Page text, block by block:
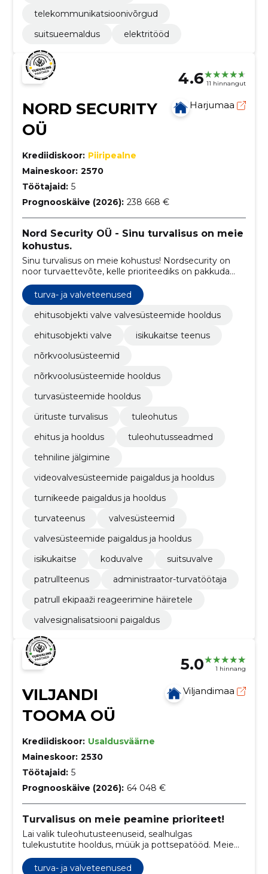
telekommunikatsioonivõrgud
suitsueemaldus
elektritööd
4.6 11 hinnangut
NORD SECURITY
OÜ
Harjumaa
Krediidiskoor: Piiripealne
Maineskoor: 2570
Töötajaid: 5
Prognooskäive (2026): 238 668 €
Nord Security OÜ - Sinu turvalisus on meie
kohustus.
Sinu turvalisus on meie kohustus! Nordsecurity on
noor turvaettevõte, kelle prioriteediks on pakkuda
turul kõrget kvaliteeti.
turva- ja valveteenused
ehitusobjekti valve valvesüsteemide hooldus
ehitusobjekti valve
isikukaitse teenus
nõrkvoolusüsteemid
nõrkvoolusüsteemide hooldus
turvasüsteemide hooldus
ürituste turvalisus
tuleohutus
ehitus ja hooldus
tuleohutusseadmed
tehniline jälgimine
videovalvesüsteemide paigaldus ja hooldus
turnikeede paigaldus ja hooldus
turvateenus
valvesüsteemid
valvesüsteemide paigaldus ja hooldus
isikukaitse
koduvalve
suitsuvalve
patrullteenus
administraator-turvatöötaja
patrull ekipaaži reageerimine häiretele
valvesignalisatsiooni paigaldus
5.0 1 hinnang
VILJANDI
TOOMA OÜ
Viljandimaa
Krediidiskoor: Usaldusväärne
Maineskoor: 2530
Töötajaid: 5
Prognooskäive (2026): 64 048 €
Turvalisus on meie peamine prioriteet!
Lai valik tuleohutusteenuseid, sealhulgas
tulekustutite hooldus, müük ja pottsepatööd. Meie
eesmärk on tagada klientide turvalisus ning aidata
Teil täita ohutusnõudeid.
turva- ja valveteenused